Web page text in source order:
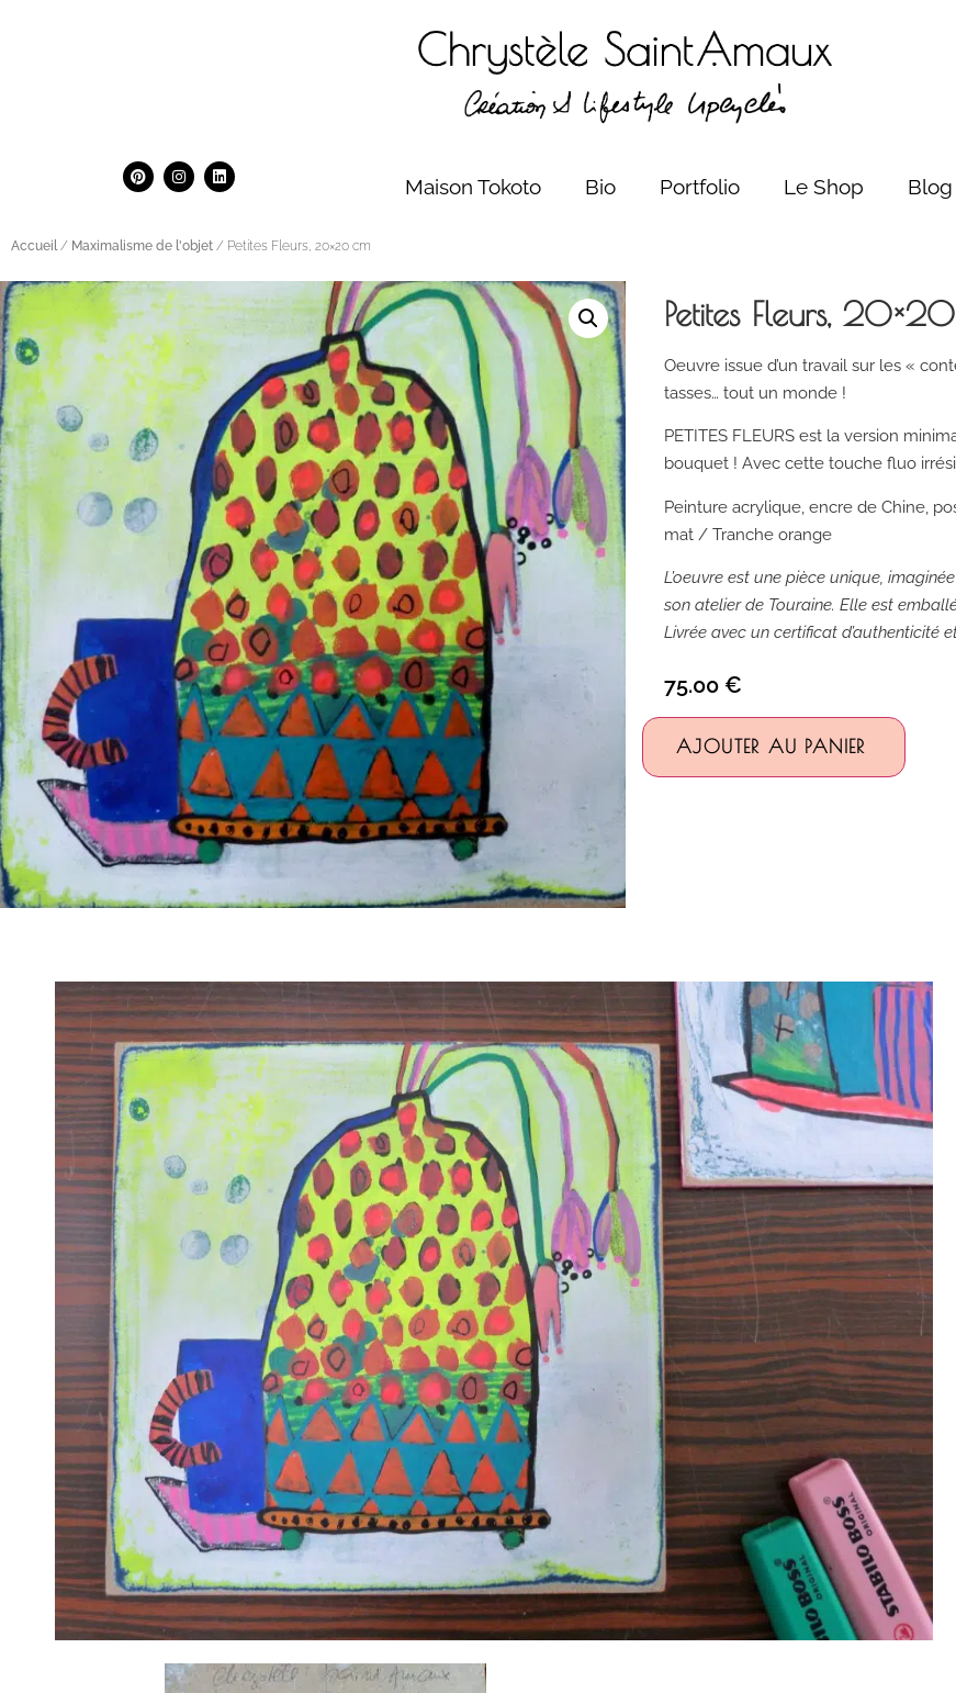
Maison Tokoto Bio Portfolio Le Shop Blog
Accueil / Maximalisme de l'objet / Petites Fleurs, 20×20 cm
Petites Fleurs,
Oeuvre issue d’un travail sur les «
tasses… tout un monde !
PETITES FLEURS est la version
bouquet ! Avec cette touche fluo
Peinture acrylique, encre de Chine,
mat / Tranche orange
L’oeuvre est une pièce unique,
son atelier de Touraine. Elle est
Livrée avec un certificat d’authenticité
75.00 €
AJOUTER AU PANIER